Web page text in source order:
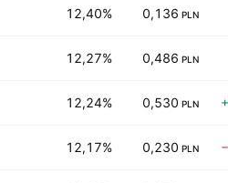
12,40% 0,136 PLN
12,27% 0,486 PLN
12,24% 0,530 PLN
12,17% 0,230 PLN